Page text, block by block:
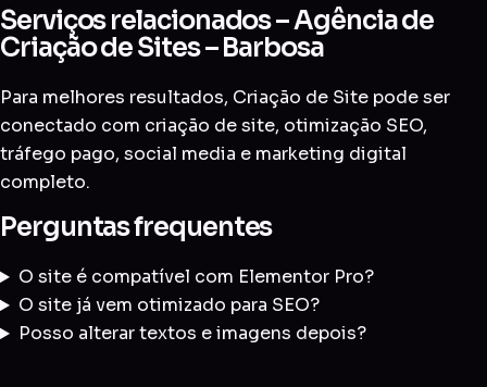
Serviços relacionados – Agência de
Criação de Sites – Barbosa
Para melhores resultados, Criação de Site pode ser
conectado com criação de site, otimização SEO,
tráfego pago, social media e marketing digital
completo.
Perguntas frequentes
O site é compatível com Elementor Pro?
O site já vem otimizado para SEO?
Posso alterar textos e imagens depois?